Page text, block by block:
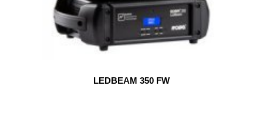
LEDBEAM 350 FW